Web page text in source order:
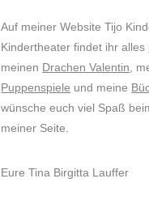
Auf meiner Website Tijo
Kindertheater findet ihr alles
meinen Drachen Valentin ,
Puppenspiele und meine
wünsche euch viel Spaß
meiner Seite.
Eure Tina Birgitta Lauffer